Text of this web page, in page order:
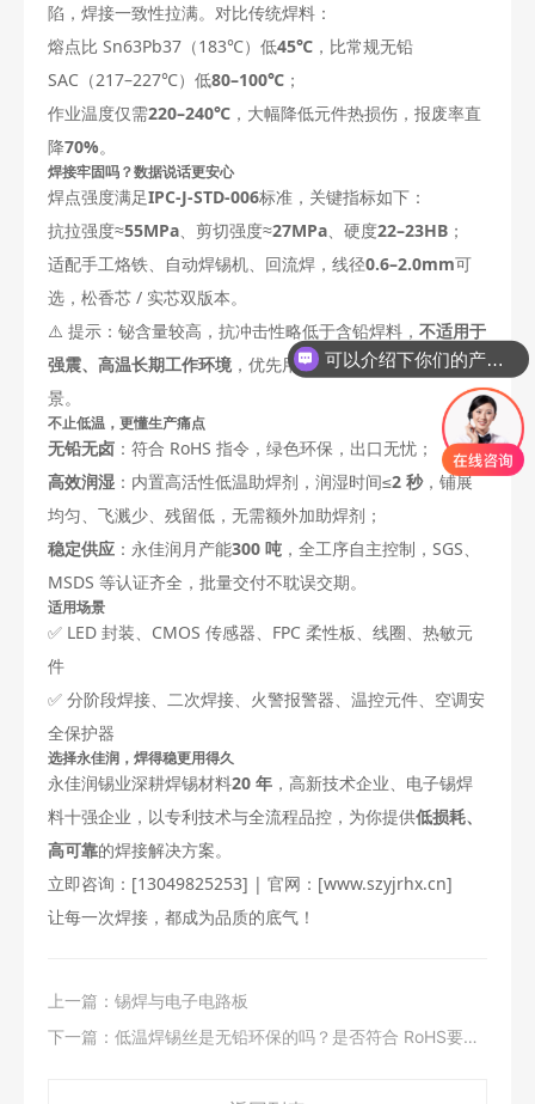
陷，焊接一致性拉满。对比传统焊料：
熔点比 Sn63Pb37（183℃）低45℃ ，比常规无铅
SAC（217–227℃）低80–100℃ ；
作业温度仅需220–240℃ ，大幅降低元件热损伤，报废率直
降70%。
焊接牢固吗？数据说话更安心
焊点强度满足IPC-J-STD-006标准，关键指标如下：
抗拉强度≈55MPa、剪切强度≈27MPa、硬度22–23HB ；
适配手工烙铁、自动焊锡机、回流焊，线径0.6–2.0mm可
选，松香芯 / 实芯双版本。
⚠️ 提示：铋含量较高，抗冲击性略低于含铅焊料， 不适用于
强震、高温长期工作环境 ，优先用于热敏元件、二次焊接场
景。
不止低温，更懂生产痛点
无铅无卤 ：符合 RoHS 指令，绿色环保，出口无忧；
高效润湿 ：内置高活性低温助焊剂，润湿时间≤2 秒，铺展
均匀、飞溅少、残留低，无需额外加助焊剂；
稳定供应 ：永佳润月产能300 吨 ，全工序自主控制，SGS、
MSDS 等认证齐全，批量交付不耽误交期。
适用场景
✅ LED 封装、CMOS 传感器、FPC 柔性板、线圈、热敏元
件
✅ 分阶段焊接、二次焊接、火警报警器、温控元件、空调安
全保护器
选择永佳润，焊得稳更用得久
永佳润锡业深耕焊锡材料20 年 ，高新技术企业、电子锡焊
料十强企业，以专利技术与全流程品控，为你提供低损耗、
高可靠的焊接解决方案。
立即咨询：[13049825253] | 官网：[www.szyjrhx.cn]
让每一次焊接，都成为品质的底气！
上一篇： 锡焊与电子电路板
下一篇： 低温焊锡丝是无铅环保的吗？是否符合 RoHS要
可以介绍下你们的产品么